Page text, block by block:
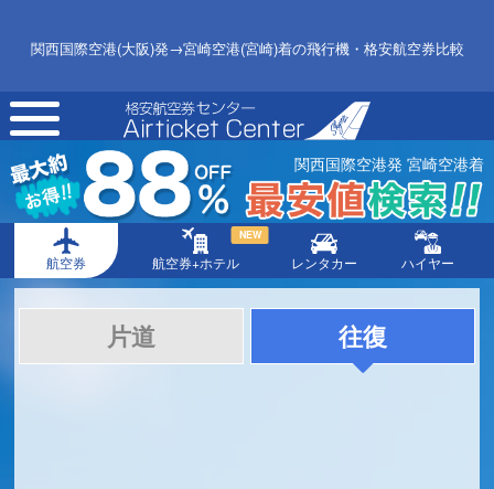
関西国際空港(大阪)発→宮崎空港(宮崎)着の飛行機・格安航空券比較
toggle
navigation
関西国際空港発 宮崎空港着
航空券 航空券+ホテル
NEW
レンタカー ハイヤー
片道 往復